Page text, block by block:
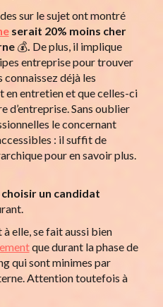
sur le sujet ont montré
serait 20% moins cher
💰. De plus, il implique
entreprise pour trouver
connaissez déjà les
en entretien et que celles-ci
d’entreprise. Sans oublier
le concernant
: il suffit de
pour en savoir plus.
choisir un candidat
à elle, se fait aussi bien
que durant la phase de
qui sont minimes par
Attention toutefois à